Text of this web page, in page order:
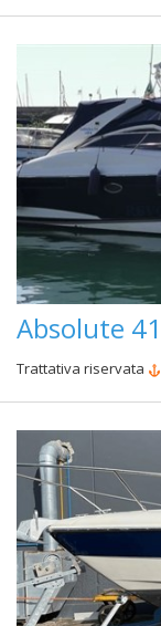
Absolute 41
Trattativa riservata